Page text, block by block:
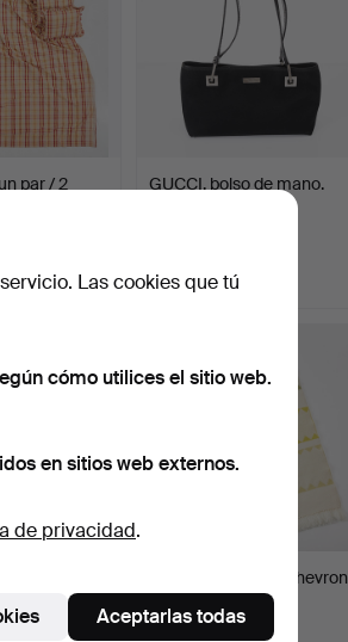
par / 2
GUCCI, bolso de mano.
274 USD
de Es…
2026
HERMÈS, "Grand Chevron
Stole", fondo color…
Subastado 7 jul 2026
Las cookies que tú
cómo utilices el sitio web.
en sitios web externos.
de privacidad.
Aceptarlas todas